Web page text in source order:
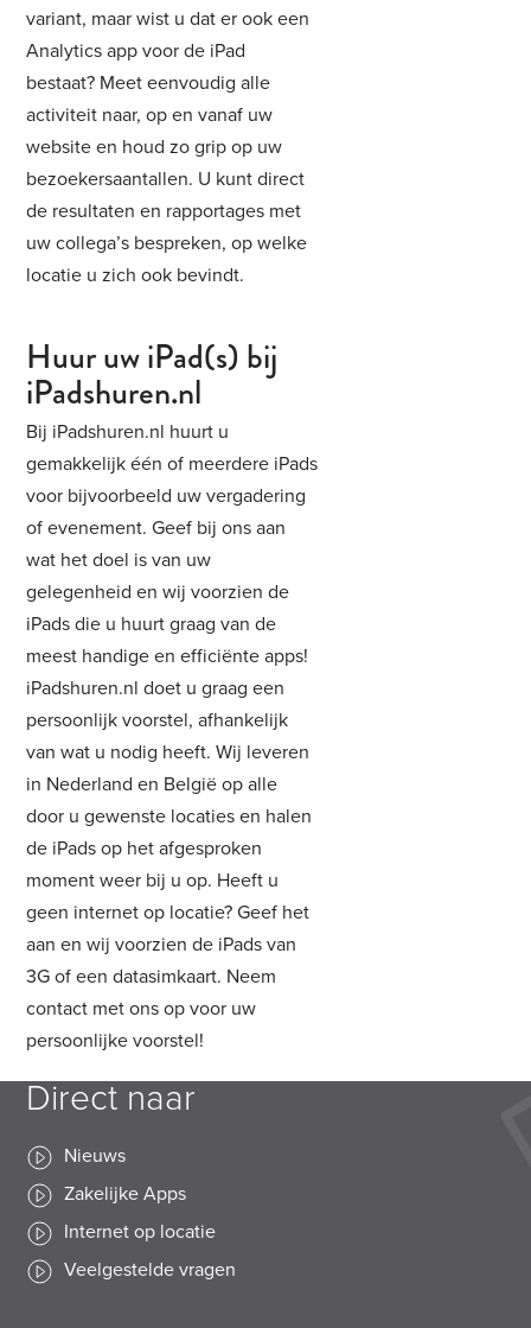
variant, maar wist u dat er ook een
Analytics app voor de iPad
bestaat? Meet eenvoudig alle
activiteit naar, op en vanaf uw
website en houd zo grip op uw
bezoekersaantallen. U kunt direct
de resultaten en rapportages met
uw collega’s bespreken, op welke
locatie u zich ook bevindt.
Huur uw iPad(s) bij
iPadshuren.nl
Bij iPadshuren.nl huurt u
gemakkelijk één of meerdere iPads
voor bijvoorbeeld uw vergadering
of evenement. Geef bij ons aan
wat het doel is van uw
gelegenheid en wij voorzien de
iPads die u huurt graag van de
meest handige en efficiënte apps!
iPadshuren.nl doet u graag een
persoonlijk voorstel, afhankelijk
van wat u nodig heeft. Wij leveren
in Nederland en België op alle
door u gewenste locaties en halen
de iPads op het afgesproken
moment weer bij u op. Heeft u
geen internet op locatie? Geef het
aan en wij voorzien de iPads van
3G of een datasimkaart. Neem
contact met ons op voor uw
persoonlijke voorstel!
Direct naar
Nieuws
Zakelijke Apps
Internet op locatie
Veelgestelde vragen